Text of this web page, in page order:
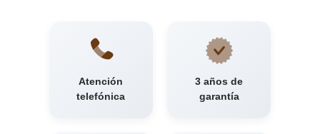
Atención
telefónica
3 años de
garantía